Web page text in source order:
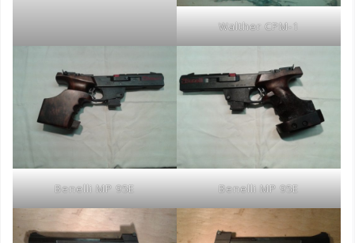
Walther CPM-1
Benelli MP 95E Benelli MP 95E